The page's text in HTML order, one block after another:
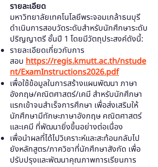
รายละเอียด
มหาวิทยาลัยเทคโนโลยีพระจอมเกล้าธนบุรี
ดำเนินการสอบวัดระดับสำหรับนักศึกษาระดับ
ปริญญาตรี ชั้นปี 1 โดยมีวัตถุประสงค์ดังนี้:
รายละเอียดเกี่ยวกับการ
สอบ https://regis.kmutt.ac.th/nstude
nt/ExamInstructions2026.pdf
เพื่อใช้ข้อมูลในการสร้างแผนพัฒนา ภาษา
อังกฤษ/คณิตศาสตร์/เคมี สำหรับนักศึกษา
แรกเข้าจนสำเร็จการศึกษา เพื่อส่งเสริมให้
นักศึกษามีทักษะภาษาอังกฤษ คณิตศาสตร์
และเคมี ที่พัฒนายิ่งขึ้นอย่างต่อเนื่อง
เพื่อนำผลที่ได้ไปวิเคราะห์และสะท้อนกลับไป
ยังหลักสูตร/ภาควิชาที่นักศึกษาสังกัด เพื่อ
ปรับปรุงและพัฒนาคุณภาพการเรียนการ